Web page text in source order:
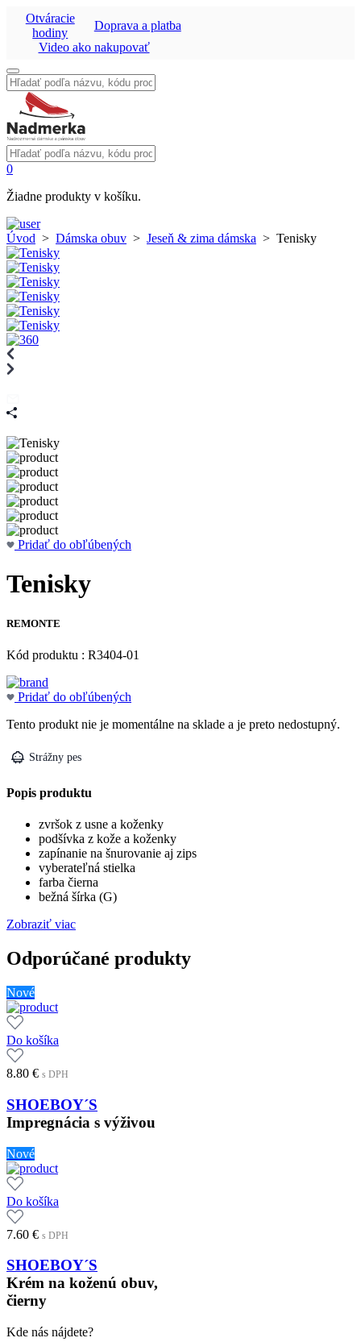
Otváracie
hodiny
Doprava a platba
Video ako nakupovať
Vyhľadať:
Vyhľadať:
0
Žiadne produkty v košíku.
Úvod > Dámska obuv > Jeseň & zima dámska > Tenisky
Pridať do obľúbených
Tenisky
REMONTE
Kód produktu : R3404-01
Pridať do obľúbených
Tento produkt nie je momentálne na sklade a je preto nedostupný.
Strážny pes
Popis produktu
zvršok z usne a koženky
podšívka z kože a koženky
zapínanie na šnurovanie aj zips
vyberateľná stielka
farba čierna
bežná šírka (G)
Zobraziť viac
Odporúčané produkty
Nové
Do košíka
8.80 € s DPH
SHOEBOY´S
Impregnácia s výživou
Nové
Do košíka
7.60 € s DPH
SHOEBOY´S
Krém na koženú obuv,
čierny
Kde nás nájdete?